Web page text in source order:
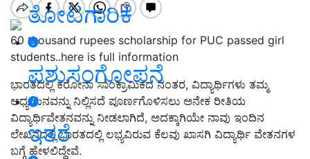
ತೋಟಗಾರಿಕೆ
ಪಶುಸಂಗೋಪನೆ
ಇತರೆ
60 thousand rupees scholarship for PUC passed girl
students..here is full information
ಭಾರತದಲ್ಲಿ ಕರೋನಾ ಸಾಂಕ್ರಾಮಿಕದ ನಂತರ, ವಿದ್ಯಾರ್ಥಿಗಳು ತಮ್ಮ
ಅಧ್ಯಯನವನ್ನು ನಿಲ್ಲಿಸದೆ ಪೂರ್ಣಗೊಳಿಸಲು ಅನೇಕ ರೀತಿಯ
ವಿದ್ಯಾರ್ಥಿವೇತನವನ್ನು ನೀಡಲಾಗಿದೆ, ಅದಕ್ಕಾಗಿಯೇ ನಾವು ಇಂದಿನ
ಲೇಖನದಲ್ಲಿ ಭಾರತದಲ್ಲಿ ಲಭ್ಯವಿರುವ ಕೆಲವು ಖಾಸಗಿ ವಿದ್ಯಾರ್ಥಿ ವೇತನಗಳ
ಬಗ್ಗೆ ಹೇಳಲಿದ್ದೇವೆ.